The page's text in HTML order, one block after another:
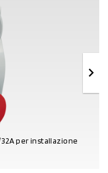
per installazione